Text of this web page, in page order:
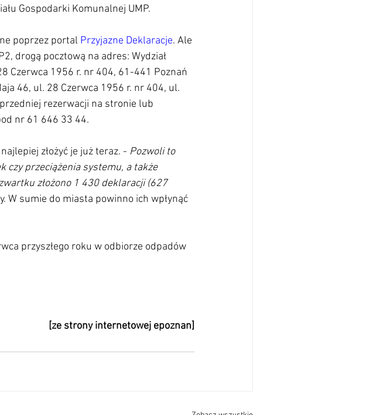
Gospodarki Komunalnej UMP.
poprzez portal Przyjazne Deklaracje. Ale
drogą pocztową na adres: Wydział
Czerwca 1956 r. nr 404, 61-441 Poznań
46, ul. 28 Czerwca 1956 r. nr 404, ul.
rezerwacji na stronie lub
nr 61 646 33 44.
złożyć je już teraz. - Pozwoli to
czy przeciążenia systemu, a także
złożono 1 430 deklaracji (627
W sumie do miasta powinno ich wpłynąć
przyszłego roku w odbiorze odpadów
[ze strony internetowej epoznan]